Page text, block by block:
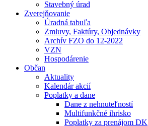
Stavebný úrad
Zverejňovanie
Úradná tabuľa
Zmluvy, Faktúry, Objednávky
Archív FZO do 12-2022
VZN
Hospodárenie
Občan
Aktuality
Kalendár akcií
Poplatky a dane
Dane z nehnuteľností
Multifunkčné ihrisko
Poplatky za prenájom DK